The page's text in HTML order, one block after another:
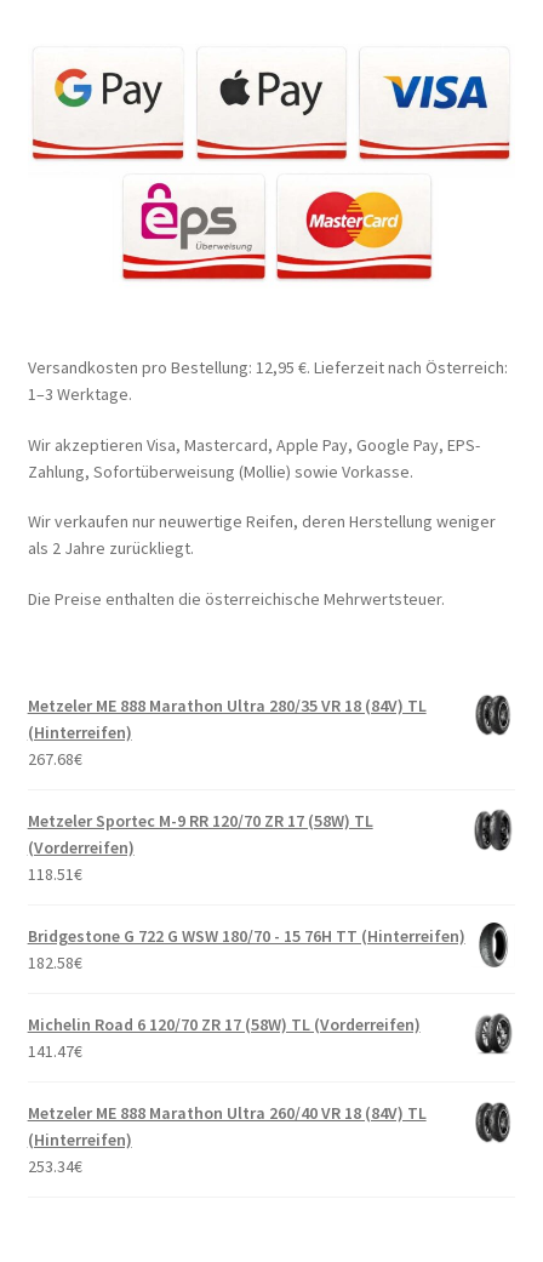
Versandkosten pro Bestellung: 12,95 €. Lieferzeit nach Österreich:
1–3 Werktage.
Wir akzeptieren Visa, Mastercard, Apple Pay, Google Pay, EPS-
Zahlung, Sofortüberweisung (Mollie) sowie Vorkasse.
Wir verkaufen nur neuwertige Reifen, deren Herstellung weniger
als 2 Jahre zurückliegt.
Die Preise enthalten die österreichische Mehrwertsteuer.
Metzeler ME 888 Marathon Ultra 280/35 VR 18 (84V) TL
(Hinterreifen)
267.68€
Metzeler Sportec M-9 RR 120/70 ZR 17 (58W) TL
(Vorderreifen)
118.51€
Bridgestone G 722 G WSW 180/70 - 15 76H TT (Hinterreifen)
182.58€
Michelin Road 6 120/70 ZR 17 (58W) TL (Vorderreifen)
141.47€
Metzeler ME 888 Marathon Ultra 260/40 VR 18 (84V) TL
(Hinterreifen)
253.34€